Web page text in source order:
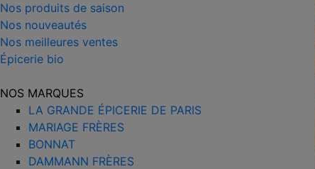
Nos produits de saison
Nos nouveautés
Nos meilleures ventes
Épicerie bio
NOS MARQUES
LA GRANDE ÉPICERIE DE PARIS
MARIAGE FRÈRES
BONNAT
DAMMANN FRÈRES